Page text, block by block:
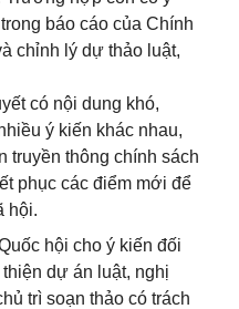
báo cáo của Chính
chỉnh lý dự thảo luật,
có nội dung khó,
ý kiến khác nhau,
truyền thông chính sách
phục các điểm mới để
hội.
hội cho ý kiến đối
dự án luật, nghị
trì soạn thảo có trách